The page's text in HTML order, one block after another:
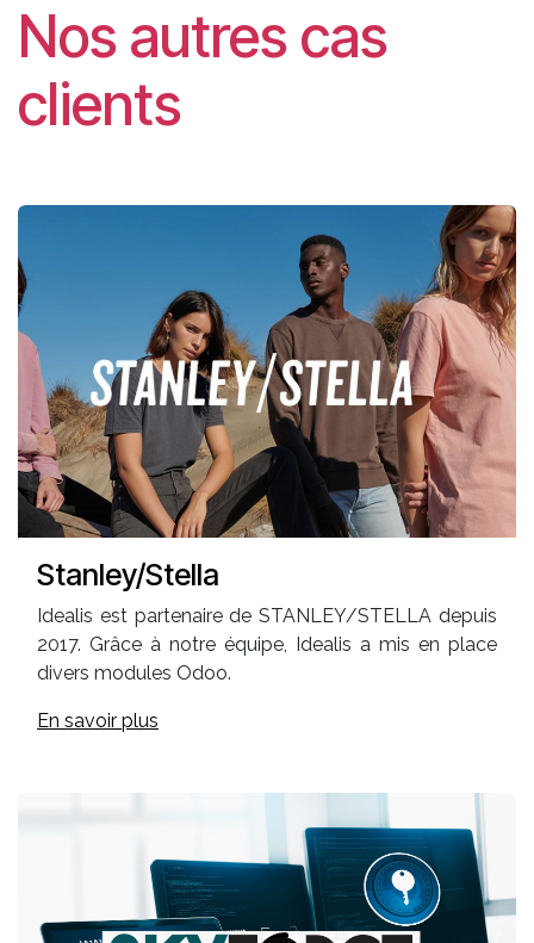
Nos autres cas
clients
Stanley/Stella
Idealis est partenaire de STANLEY/STELLA depuis
2017. Grâce à notre équipe, Idealis a mis en place
divers modules Odoo.
En savoir plus